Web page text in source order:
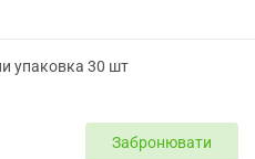
упаковка 30 шт
Забронювати